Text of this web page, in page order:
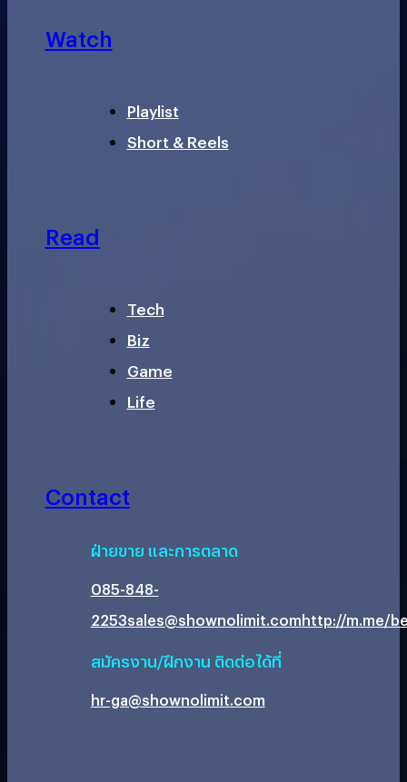
Watch
Playlist
Short & Reels
Read
Tech
Biz
Game
Life
Contact
ฝ่ายขาย และการตลาด
085-848-
2253sales@shownolimit.comhttp://m.me/
สมัครงาน/ฝึกงาน ติดต่อได้ที่
hr-ga@shownolimit.com